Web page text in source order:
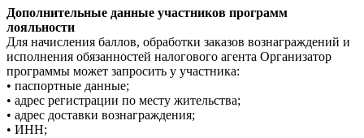
Дополнительные данные участников программ
лояльности
Для начисления баллов, обработки заказов вознаграждений и
исполнения обязанностей налогового агента Организатор
программы может запросить у участника:
• паспортные данные;
• адрес регистрации по месту жительства;
• адрес доставки вознаграждения;
• ИНН;